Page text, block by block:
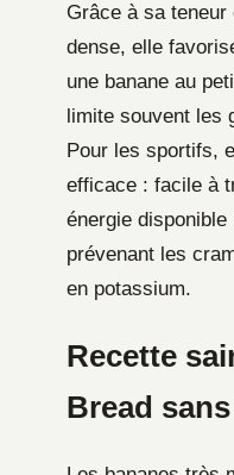
Grâce à sa
dense, elle
une banane au
limite souvent les
Pour les sportifs,
efficace : facile à
énergie
prévenant les
en potassium.
Recette
Bread